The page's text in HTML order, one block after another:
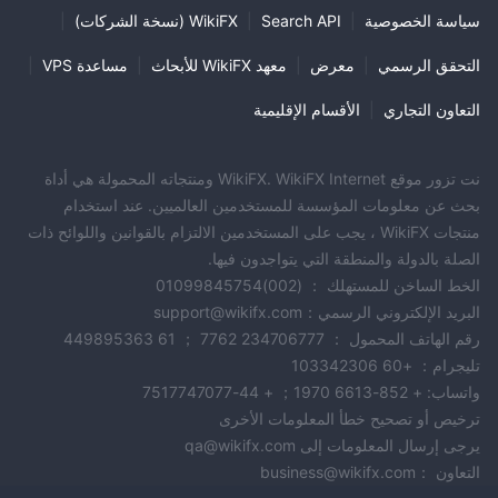
تحمل عمليات السحب بعض الرسوم لمدفوعات المحفظة الإلكترونية
المحافظ الإلكترونية، بينما تستغرق التحويلات المصرفية ما يصل إلى عدة
أيام عمل. إجمالي، FXTrade يوفر خيارات تمويل تنافسية مقارنة
بالصناعة.
دعم العملاء
FXTradeيوفر دعمًا للعملاء على مدار 24 ساعة طوال أيام الأسبوع عبر
الدردشة المباشرة والبريد الإلكتروني والهاتف بلغات متعددة.
الوصول إليها من منصات التداول والموقع الإلكتروني
دعم عبر البريد الإلكتروني مع استجابة مضمونة في غضون 24 ساعة
دعم هاتفي مجاني في أكثر من 15 دولة
مدراء حسابات مخصصين لأصحاب حسابات VIP
سياسة الخصوصية Search API WikiFX (نسخة الشركات)
التحقق الرسمي معرض معهد WikiFX للأبحاث مساعدة VPS
التعاون التجاري الأقسام الإقليمية
نت تزور موقع WikiFX. WikiFX Internet ومنتجاته المحمولة هي أداة
بحث عن معلومات المؤسسة للمستخدمين العالميين. عند استخدام
منتجات WikiFX ، يجب على المستخدمين الالتزام بالقوانين واللوائح ذات
الصلة بالدولة والمنطقة التي يتواجدون فيها.
الخط الساخن للمستهلك ： (002)01099845754
البريد الإلكتروني الرسمي：support@wikifx.com
رقم الهاتف المحمول ： 234706777 7762 ； 61 449895363
تليجرام： +60 103342306
واتساب: + 852-6613 1970； + 44-7517747077
ترخيص أو تصحيح خطأ المعلومات الأخرى
يرجى إرسال المعلومات إلى qa@wikifx.com
التعاون ：business@wikifx.com